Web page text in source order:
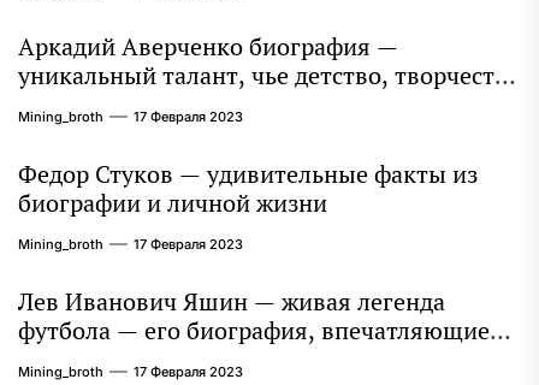
Аркадий Аверченко биография —
уникальный талант, чье детство, творчество
и литературное наследие продолжают
восхищать миллионы
Mining_broth 17 Февраля 2023
Федор Стуков — удивительные факты из
биографии и личной жизни
Mining_broth 17 Февраля 2023
Лев Иванович Яшин — живая легенда
футбола — его биография, впечатляющие
достижения и интересная личная жизнь
Mining_broth 17 Февраля 2023